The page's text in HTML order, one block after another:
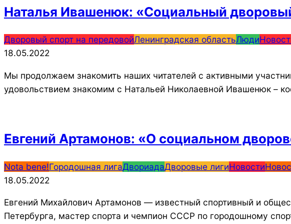
Наталья Ивашенюк: «Социальный
2022-
05-
Дворовый спорт на передовойЛенинградская областьЛюди
18.05.2022
Мы продолжаем знакомить наших читателей с активными
удовольствием знакомим с Натальей Николаевной Ивашенюк –
Евгений Артамонов: «О социальном
2022-
05-
Nota bene!Городошная лигаДвориадаДворовые лигиНовости
18.05.2022
Евгений Михайлович Артамонов — известный спортивный и
Петербурга, мастер спорта и чемпион СССР по городошному